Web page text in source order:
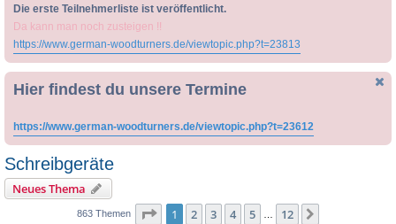
Die erste Teilnehmerliste ist veröffentlicht.
Da kann man noch zusteigen !!
https://www.german-woodturners.de/viewtopic.php?t=23813
Hier findest du unsere Termine
https://www.german-woodturners.de/viewtopic.php?t=23612
Schreibgeräte
Neues Thema
863 Themen Seite 1von 12
1 2 3 4 5 12